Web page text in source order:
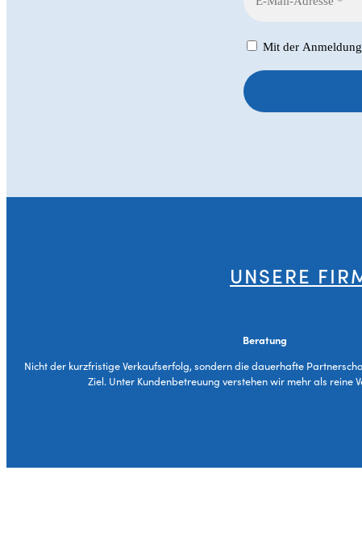
Mit der
UNSERE
Beratung
Nicht der kurzfristige Verkaufserfolg, sondern die dauerhafte
Ziel. Unter Kundenbetreuung verstehen wir mehr als reine